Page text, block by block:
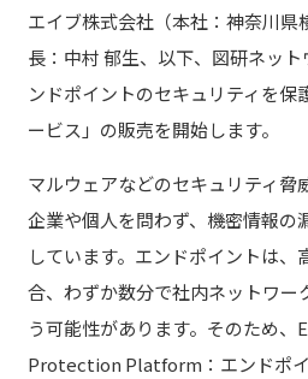
エイブ株式会社（本社：神奈川県
長：中村 郁生、以下、図研ネッ
ンドポイントのセキュリティを
ービス」の販売を開始します。
マルウェアなどのセキュリティ脅
企業や個人を問わず、機密情報の
しています。エンドポイントは、
合、わずか数分で社内ネットワー
う可能性があります。そのため
Protection Platform：エンドポ